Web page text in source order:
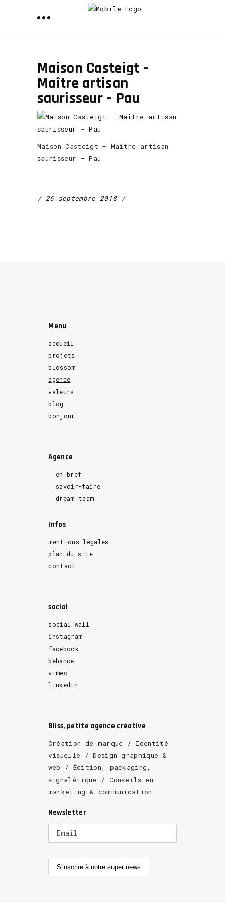
Maison Casteigt –
Maître artisan
saurisseur – Pau
Maison Casteigt – Maître artisan
saurisseur – Pau
26 septembre 2018
Menu
accueil
projets
blossom
agence
valeurs
blog
bonjour
Agence
_ en bref
_ savoir-faire
_ dream team
Infos
mentions légales
plan du site
contact
social
social wall
instagram
facebook
behance
vimeo
linkedin
Bliss, petite agence créative
Création de marque / Identité
visuelle / Design graphique &
web / Édition, packaging,
signalétique / Conseils en
marketing & communication
Newsletter